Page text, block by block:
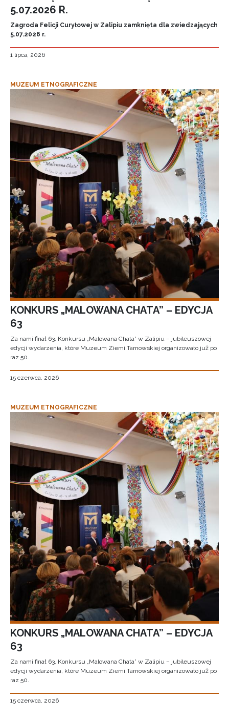
5.07.2026 R.
Zagroda Felicji Curyłowej w Zalipiu zamknięta dla zwiedzających
5.07.2026 r.
1 lipca, 2026
MUZEUM ETNOGRAFICZNE
KONKURS „MALOWANA CHATA” – EDYCJA
63
Za nami finał 63. Konkursu „Malowana Chata” w Zalipiu – jubileuszowej
edycji wydarzenia, które Muzeum Ziemi Tarnowskiej organizowało już po
raz 50.
15 czerwca, 2026
MUZEUM ETNOGRAFICZNE
KONKURS „MALOWANA CHATA” – EDYCJA
63
Za nami finał 63. Konkursu „Malowana Chata” w Zalipiu – jubileuszowej
edycji wydarzenia, które Muzeum Ziemi Tarnowskiej organizowało już po
raz 50.
15 czerwca, 2026